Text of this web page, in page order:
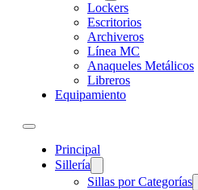
Lockers
Escritorios
Archiveros
Línea MC
Anaqueles Metálicos
Libreros
Equipamiento
Principal
Sillería
Sillas por Categorías